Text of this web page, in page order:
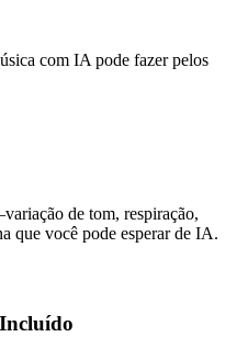
com IA pode fazer pelos
de tom, respiração,
que você pode esperar de IA.